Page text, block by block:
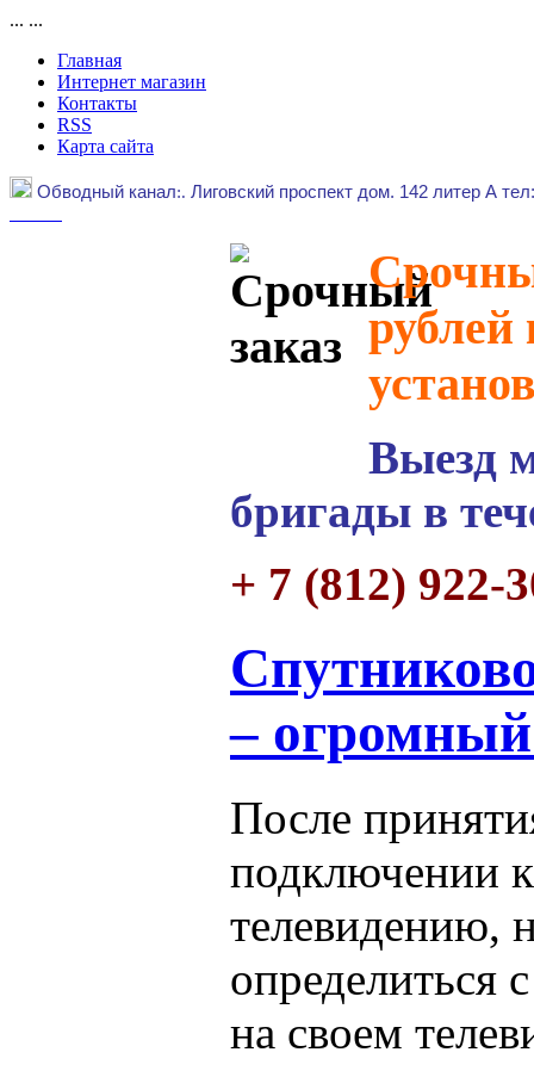
... ...
Главная
Интернет магазин
Контакты
RSS
Карта сайта
Обводный канал:. Лиговский проспект дом. 142 литер А
рублей
Выезд
бригады в
+ 7 (812) 922-
–
После
подключении
телевидению,
определиться
на своем